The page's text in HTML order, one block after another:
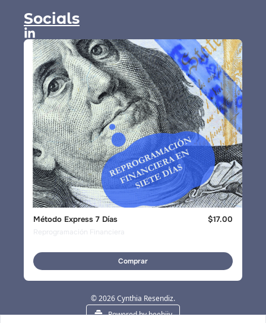
Socials
Método Express 7 Días $17.00
Reprogramación Financiera
Comprar
© 2026 Cynthia Resendiz.
Powered by beehiiv